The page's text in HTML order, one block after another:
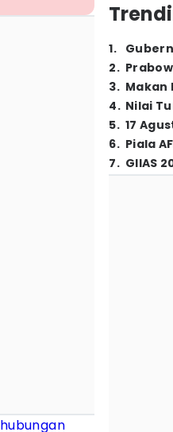
hubungan
1.
2.
3. Makan
4. Nilai
5. 17
6. Piala
7. GIIAS